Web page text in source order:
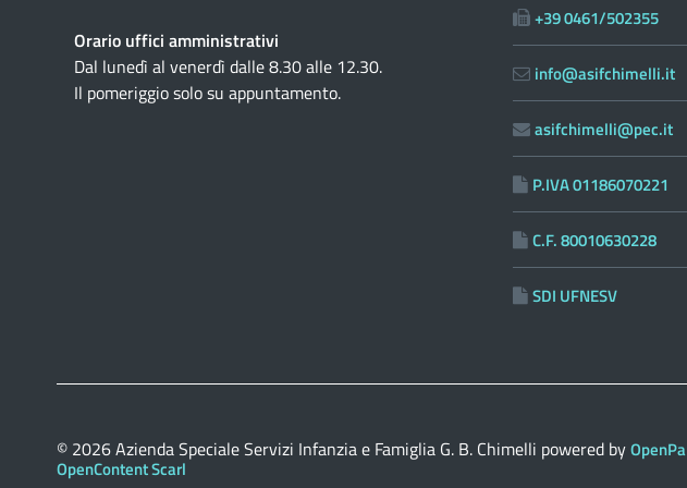
Orario uffici amministrativi
Dal lunedì al venerdì dalle 8.30 alle 12.30.
Il pomeriggio solo su appuntamento.
+39 0461/502355
info@asifchimelli.it
asifchimelli@pec.it
P.IVA 01186070221
C.F. 80010630228
SDI UFNESV
© 2026Azienda Speciale Servizi Infanzia e Famiglia G. B. Chimelli powered byOpenPa
OpenContent Scarl